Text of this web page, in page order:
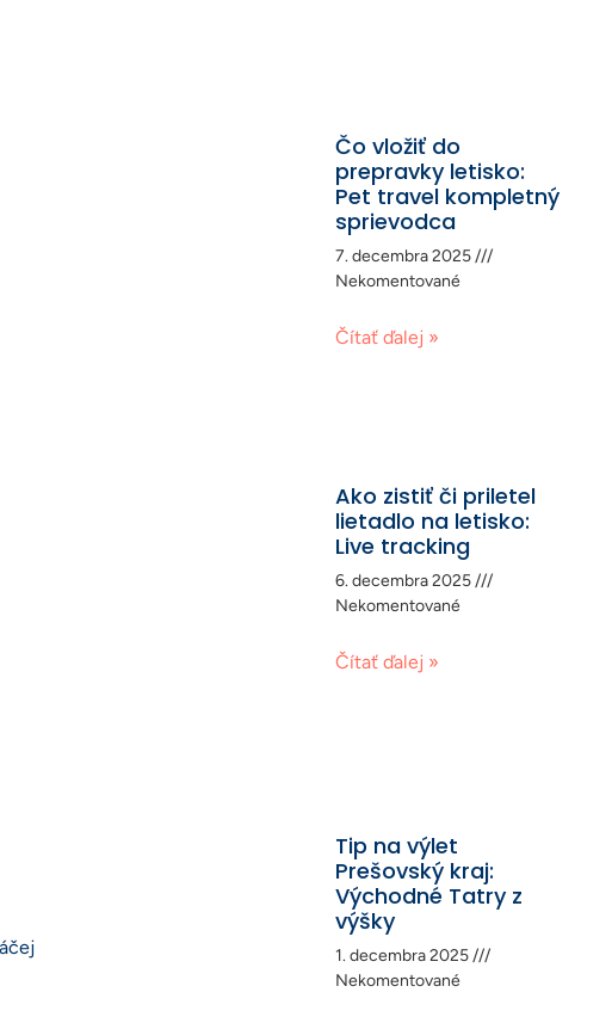
Čo vložiť do
prepravky letisko:
Pet travel kompletný
sprievodca
7. decembra 2025
Nekomentované
Čítať ďalej »
Ako zistiť či priletel
lietadlo na letisko:
Live tracking
6. decembra 2025
Nekomentované
Čítať ďalej »
Tip na výlet
Prešovský kraj:
Východné Tatry z
výšky
1. decembra 2025
Nekomentované